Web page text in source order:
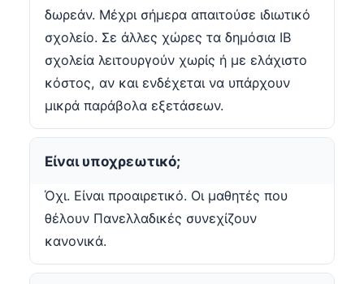
δωρεάν. Μέχρι σήμερα απαιτούσε ιδιωτικό
σχολείο. Σε άλλες χώρες τα δημόσια IB
σχολεία λειτουργούν χωρίς ή με ελάχιστο
κόστος, αν και ενδέχεται να υπάρχουν
μικρά παράβολα εξετάσεων.
Είναι υποχρεωτικό;
Όχι. Είναι προαιρετικό. Οι μαθητές που
θέλουν Πανελλαδικές συνεχίζουν
κανονικά.